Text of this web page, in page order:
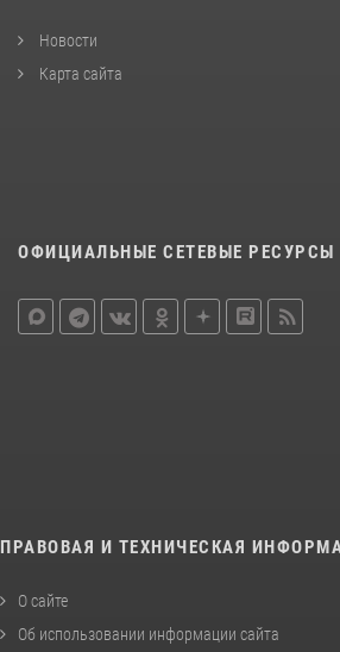
Новости
Карта сайта
ОФИЦИАЛЬНЫЕ СЕТЕВЫЕ РЕСУРСЫ
ПРАВОВАЯ И ТЕХНИЧЕСКАЯ
О сайте
Об использовании информации сайта